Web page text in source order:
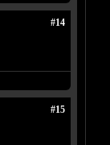
#14
#15